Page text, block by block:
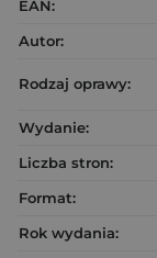
EAN:
Autor:
Rodzaj oprawy:
Wydanie:
Liczba stron:
Format:
Rok wydania: